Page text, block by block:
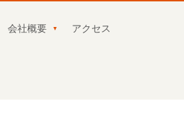
会社概要 アクセス